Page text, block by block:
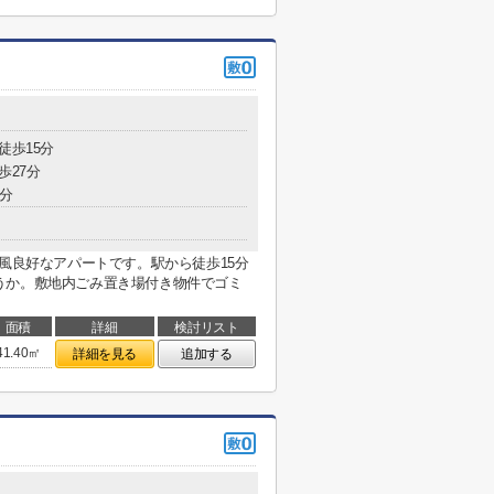
歩15分
27分
良好なアパートです。駅から徒歩15分
。敷地内ごみ置き場付き物件でゴミ
面積 詳細
検討リスト
㎡
詳細を見る 追加する